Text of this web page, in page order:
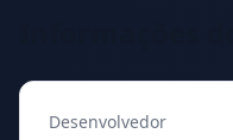
Desenvolvedor